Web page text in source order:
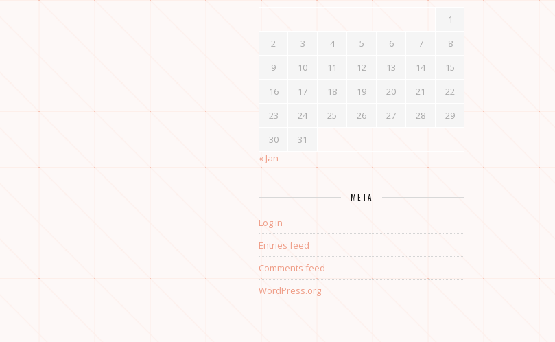
1
2
3 4 5 6 7
8
9
10 11 12 13 14
15
16
17 18 19 20 21
22
23
24 25 26 27 28
29
30
31
« Jan
META
Log in
Entries feed
Comments feed
WordPress.org